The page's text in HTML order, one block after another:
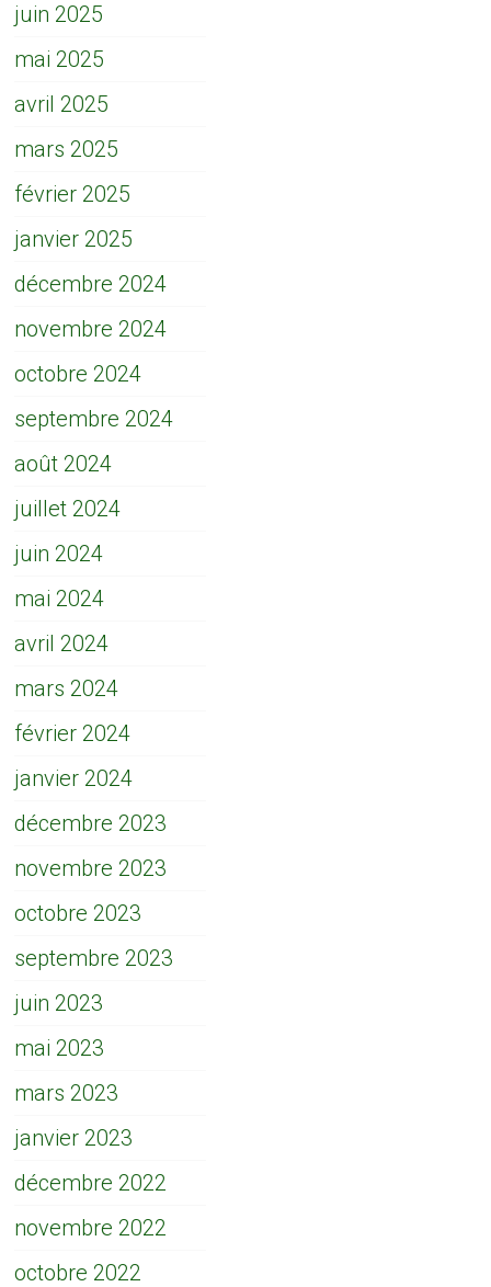
juin 2025
mai 2025
avril 2025
mars 2025
février 2025
janvier 2025
décembre 2024
novembre 2024
octobre 2024
septembre 2024
août 2024
juillet 2024
juin 2024
mai 2024
avril 2024
mars 2024
février 2024
janvier 2024
décembre 2023
novembre 2023
octobre 2023
septembre 2023
juin 2023
mai 2023
mars 2023
janvier 2023
décembre 2022
novembre 2022
octobre 2022